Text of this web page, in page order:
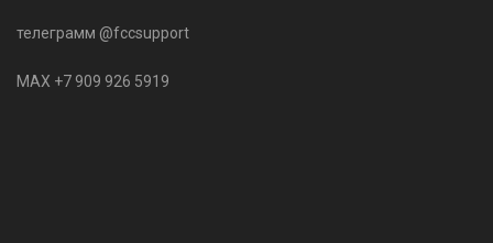
телеграмм @fccsupport
MAX +7 909 926 5919